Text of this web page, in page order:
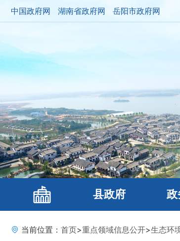
中国政府网 湖南省政府网 岳阳市政府网
县政府 政
当前位置： 首页>重点领域信息公开>生态环